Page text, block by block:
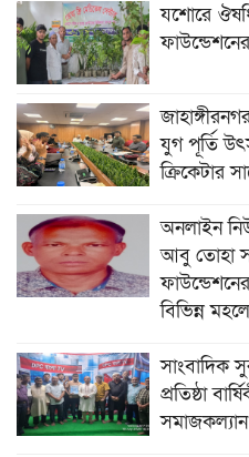
যশোরে
ফাউন্ডেশনের
যুগ পূর্তি
ক্রিকেটার
অনলাইন
আবু তোহা
বিভিন্ন
সাংবাদিক
প্রতিষ্ঠা
সমাজকল্যান